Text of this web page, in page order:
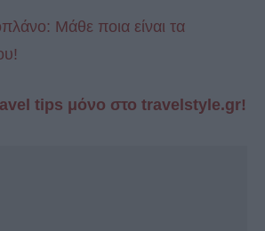
Μάθε ποια είναι τα
tips μόνο στο travelstyle.gr!